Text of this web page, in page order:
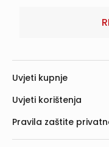
Uvjeti kupnje
Uvjeti korištenja
Pravila zaštite